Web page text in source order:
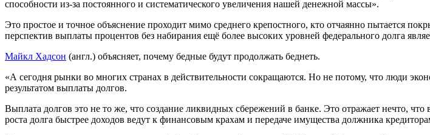
способности из-за постоянного и систематического увеличения нашей денежной массы».
Это простое и точное объяснение проходит мимо среднего крепостного, кто отчаянно пытается
перспектив выплаты процентов без набирания ещё более высоких уровней федерального долга
Майкл Хадсон (англ.) объясняет, почему бедные будут продолжать беднеть.
«А сегодня рынки во многих странах в действительности сокращаются. Но не потому, что люди
результатом выплаты долгов.
Выплата долгов это не то же, что создание ликвидных сбережений в банке. Это отражает нечто,
роста долга быстрее доходов ведут к финансовым крахам и передаче имущества должника